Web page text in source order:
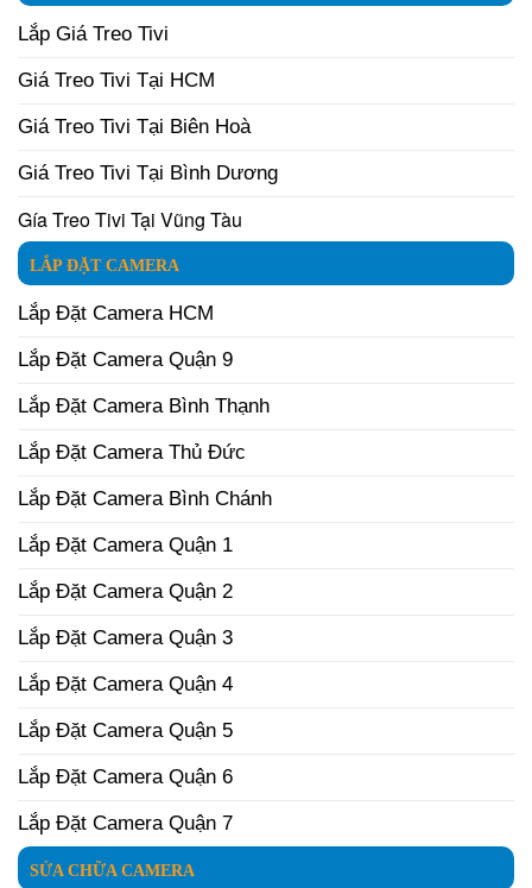
Lắp Giá Treo Tivi
Giá Treo Tivi Tại HCM
Giá Treo Tivi Tại Biên Hoà
Giá Treo Tivi Tại Bình Dương
Gía Treo Tivi Tại Vũng Tàu
LẮP ĐẶT CAMERA
Lắp Đặt Camera HCM
Lắp Đặt Camera Quận 9
Lắp Đặt Camera Bình Thạnh
Lắp Đặt Camera Thủ Đức
Lắp Đặt Camera Bình Chánh
Lắp Đặt Camera Quận 1
Lắp Đặt Camera Quận 2
Lắp Đặt Camera Quận 3
Lắp Đặt Camera Quận 4
Lắp Đặt Camera Quận 5
Lắp Đặt Camera Quận 6
Lắp Đặt Camera Quận 7
SỬA CHỮA CAMERA